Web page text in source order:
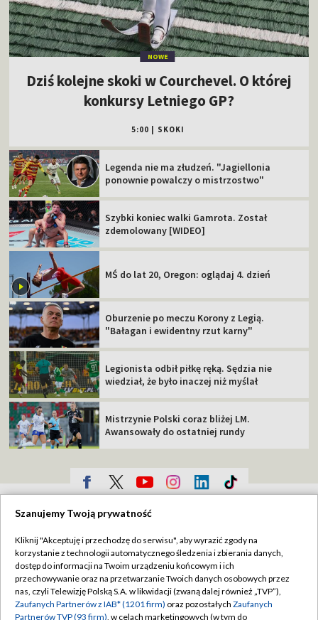
NOWE
Dziś kolejne skoki w Courchevel. O której
konkursy Letniego GP?
5:00 SKOKI
Legenda nie ma złudzeń. "Jagiellonia
ponownie powalczy o mistrzostwo"
Szybki koniec walki Gamrota. Został
zdemolowany [WIDEO]
MŚ do lat 20, Oregon: oglądaj 4. dzień
Oburzenie po meczu Korony z Legią.
"Bałagan i ewidentny rzut karny"
Legionista odbił piłkę ręką. Sędzia nie
wiedział, że było inaczej niż myślał
Mistrzynie Polski coraz bliżej LM.
Awansowały do ostatniej rundy
Sklep TVP
Biuro Reklamy
Oferta Handlowa
Polityka prywatności
Moje zgody
Biuro reklamy
Szanujemy Twoją prywatność
Kliknij "Akceptuję i przechodzę do serwisu", aby wyrazić zgody na
korzystanie z technologii automatycznego śledzenia i zbierania danych,
dostęp do informacji na Twoim urządzeniu końcowym i ich
przechowywanie oraz na przetwarzanie Twoich danych osobowych przez
nas, czyli Telewizję Polską S.A. w likwidacji (zwaną dalej również „TVP”),
Zaufanych Partnerów z IAB* (1201 firm) oraz pozostałych Zaufanych
Partnerów TVP (93 firm), w celach marketingowych (w tym do